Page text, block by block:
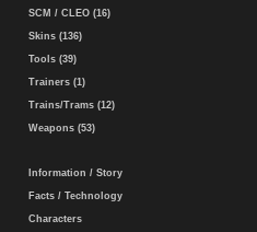
SCM / CLEO (16)
Skins (136)
Tools (39)
Trainers (1)
Trains/Trams (12)
Weapons (53)
Information / Story
Facts / Technology
Characters